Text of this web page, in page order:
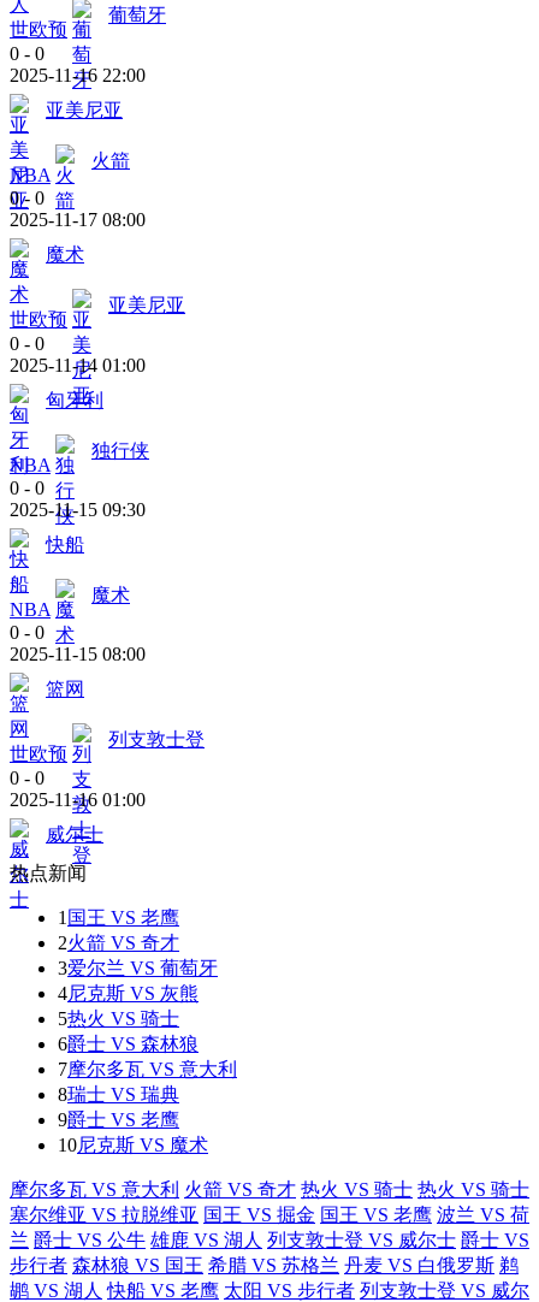
世欧预
葡萄牙
0 - 0
2025-11-16 22:00
亚美尼亚
NBA
火箭
0 - 0
2025-11-17 08:00
魔术
世欧预
亚美尼亚
0 - 0
2025-11-14 01:00
匈牙利
NBA
独行侠
0 - 0
2025-11-15 09:30
快船
NBA
魔术
0 - 0
2025-11-15 08:00
篮网
世欧预
列支敦士登
0 - 0
2025-11-16 01:00
威尔士
热点新闻
1 国王 VS 老鹰
2火箭 VS 奇才
3爱尔兰 VS 葡萄牙
4尼克斯 VS 灰熊
5热火 VS 骑士
6爵士 VS 森林狼
7摩尔多瓦 VS 意大利
8瑞士 VS 瑞典
9爵士 VS 老鹰
10尼克斯 VS 魔术
摩尔多瓦 VS 意大利 火箭 VS 奇才 热火 VS 骑士 热火 VS 骑士
塞尔维亚 VS 拉脱维亚 国王 VS 掘金 国王 VS 老鹰 波兰 VS 荷
兰 爵士 VS 公牛 雄鹿 VS 湖人 列支敦士登 VS 威尔士 爵士 VS
步行者 森林狼 VS 国王 希腊 VS 苏格兰 丹麦 VS 白俄罗斯 鹈
鹕 VS 湖人 快船 VS 老鹰 太阳 VS 步行者 列支敦士登 VS 威尔